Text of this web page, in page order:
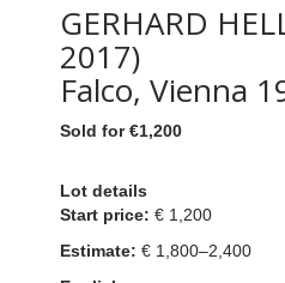
GERHARD
2017)
Falco, Vienna
Sold for €1,200
Lot details
Start price: € 1,200
Estimate: € 1,800–2,400